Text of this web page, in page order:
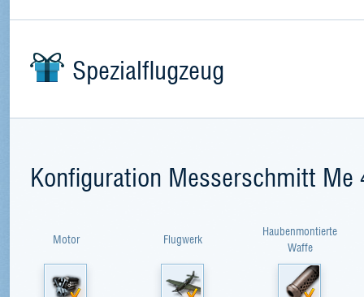
Spezialflugzeug
Konfiguration Messerschmitt Me
Motor Flugwerk
Haubenmontierte
Waffe